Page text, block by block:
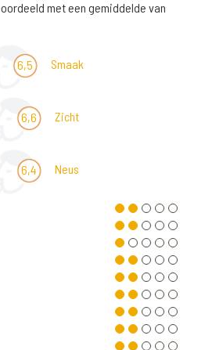
met een gemiddelde van
6,5 Smaak
6,6 Zicht
6,4 Neus